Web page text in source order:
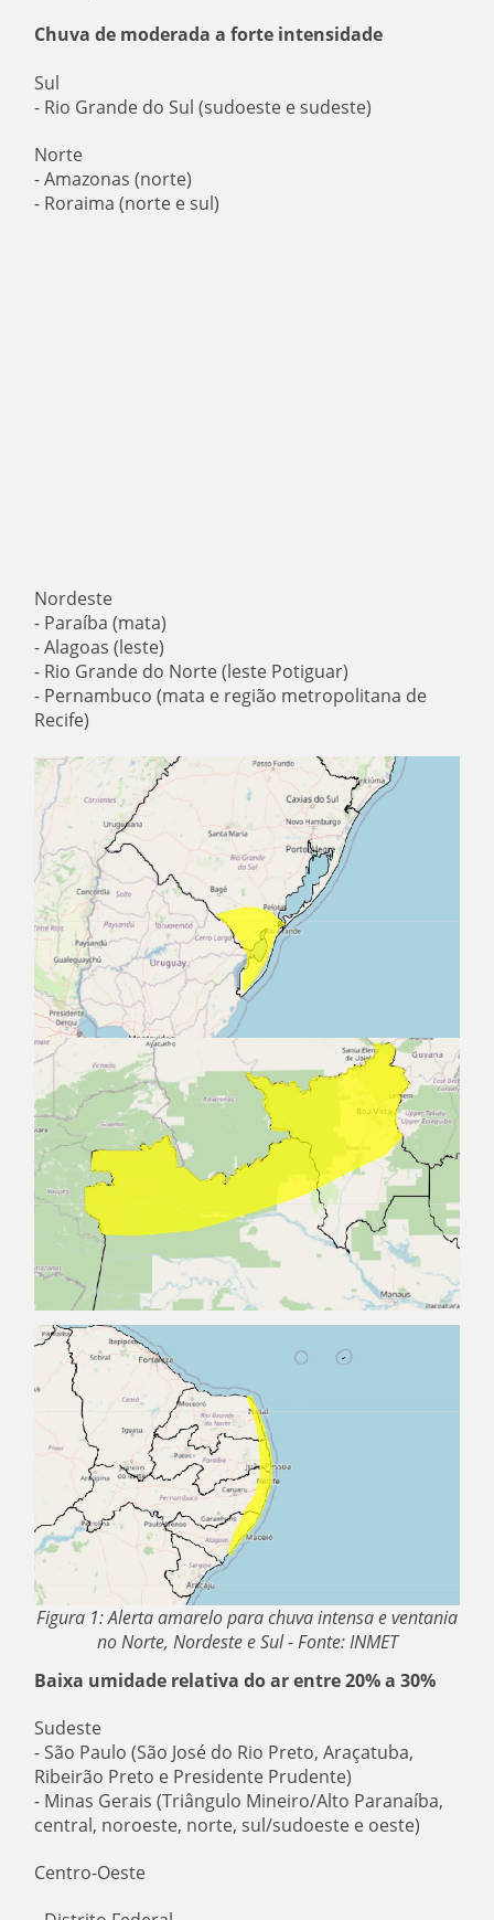
Chuva de moderada a forte intensidade
Sul
- Rio Grande do Sul (sudoeste e sudeste)
Norte
- Amazonas (norte)
- Roraima (norte e sul)
Nordeste
- Paraíba (mata)
- Alagoas (leste)
- Rio Grande do Norte (leste Potiguar)
- Pernambuco (mata e região metropolitana de
Recife)
Figura 1: Alerta amarelo para chuva intensa e ventania
no Norte, Nordeste e Sul - Fonte: INMET
Baixa umidade relativa do ar entre 20% a 30%
Sudeste
- São Paulo (São José do Rio Preto, Araçatuba,
Ribeirão Preto e Presidente Prudente)
- Minas Gerais (Triângulo Mineiro/Alto Paranaíba,
central, noroeste, norte, sul/sudoeste e oeste)
Centro-Oeste